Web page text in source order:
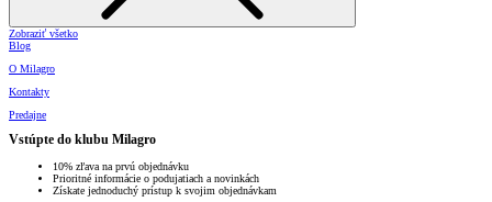
Zobraziť všetko
Blog
O Milagro
Kontakty
Predajne
Vstúpte do klubu Milagro
10% zľava na prvú objednávku
Prioritné informácie o podujatiach a novinkách
Získate jednoduchý prístup k svojim objednávkam